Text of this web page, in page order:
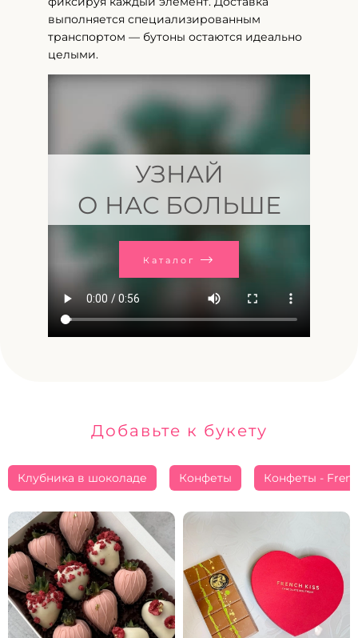
выполняется специализированным
транспортом — бутоны остаются идеально
целыми.
УЗНАЙ
О НАС БОЛЬШЕ
Каталог
Добавьте к букету
Клубника в шоколаде Конфеты Конфеты -